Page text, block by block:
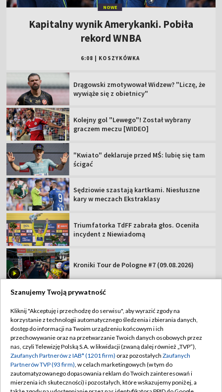
NOWE
Kapitalny wynik Amerykanki. Pobiła
rekord WNBA
6:08 KOSZYKÓWKA
Drągowski zmotywował Widzew? "Liczę, że
wywiąże się z obietnicy"
Kolejny gol "Lewego"! Został wybrany
graczem meczu [WIDEO]
"Kwiato" deklaruje przed MŚ: lubię się tam
ścigać
Sędziowie szastają kartkami. Niesłuszne
kary w meczach Ekstraklasy
Triumfatorka TdFF zabrała głos. Oceniła
incydent z Niewiadomą
Kroniki Tour de Pologne #7 (09.08.2026)
TVP
Abonament TVP
Sklep TVP
Biuro Reklamy
Oferta Handlowa
Regulamin TVP
Polityka prywatności
Moje zgody
Biuro reklamy
Szanujemy Twoją prywatność
Kliknij "Akceptuję i przechodzę do serwisu", aby wyrazić zgody na
korzystanie z technologii automatycznego śledzenia i zbierania danych,
dostęp do informacji na Twoim urządzeniu końcowym i ich
przechowywanie oraz na przetwarzanie Twoich danych osobowych przez
nas, czyli Telewizję Polską S.A. w likwidacji (zwaną dalej również „TVP”),
Zaufanych Partnerów z IAB* (1201 firm) oraz pozostałych Zaufanych
Partnerów TVP (93 firm), w celach marketingowych (w tym do
zautomatyzowanego dopasowania reklam do Twoich zainteresowań i
mierzenia ich skuteczności) i pozostałych, które wskazujemy poniżej, a